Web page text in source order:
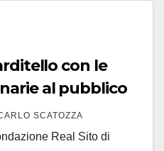
con le
al pubblico
SCATOZZA
Real Sito di